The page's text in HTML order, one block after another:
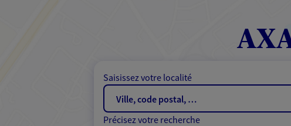
Saisissez votre localité
Précisez votre recherche